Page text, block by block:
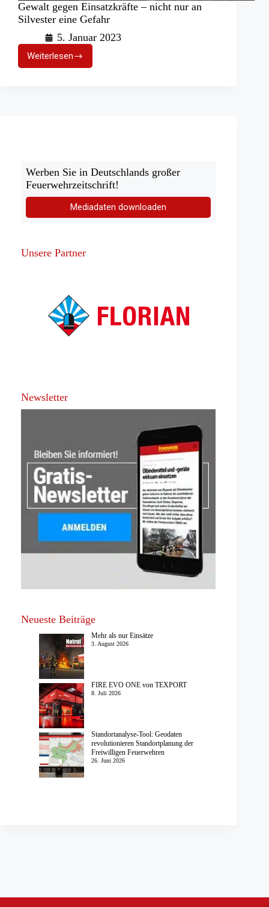
Gewalt gegen Einsatzkräfte – nicht nur an
Silvester eine Gefahr
5. Januar 2023
Weiterlesen
Gewalt
gegen
Werben Sie in Deutschlands großer
Feuerwehrzeitschrift!
Mediadaten downloaden
Unsere Partner
Newsletter
Neueste Beiträge
Mehr als nur Einsätze
3. August 2026
FIRE EVO ONE von TEXPORT
8. Juli 2026
Standortanalyse-Tool: Geodaten
revolutionieren Standortplanung der
Freiwilligen Feuerwehren
26. Juni 2026